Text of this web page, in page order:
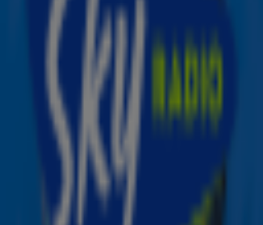
10x films waarvoor jij met een bak popcorn
10x hits die door andere artiesten zijn
geschreven
10x waarom het elke dag Drink Wijn Dag